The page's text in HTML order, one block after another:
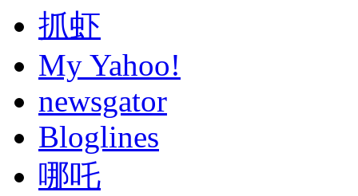
抓虾
My Yahoo!
newsgator
Bloglines
哪吒